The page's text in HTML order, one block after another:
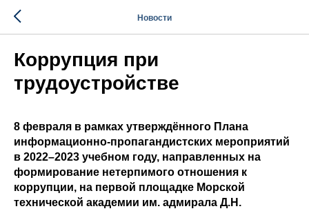
Новости
Коррупция при
трудоустройстве
8 февраля в рамках утверждённого Плана
информационно-пропагандистских мероприятий
в 2022–2023 учебном году, направленных на
формирование нетерпимого отношения к
коррупции, на первой площадке Морской
технической академии им. адмирала Д.Н.